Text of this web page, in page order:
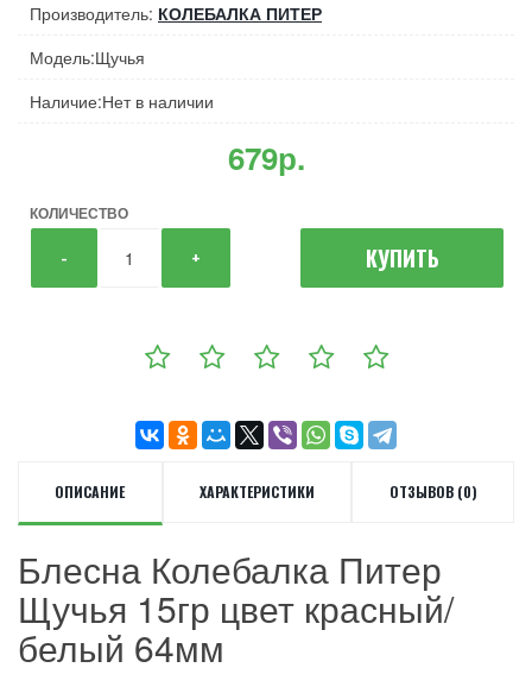
Производитель: КОЛЕБАЛКА ПИТЕР
Модель:Щучья
Наличие:Нет в наличии
679р.
КОЛИЧЕСТВО
- + КУПИТЬ
ОПИСАНИЕ ХАРАКТЕРИСТИКИ ОТЗЫВОВ (0)
Блесна Колебалка Питер
Щучья 15гр цвет красный/
белый 64мм